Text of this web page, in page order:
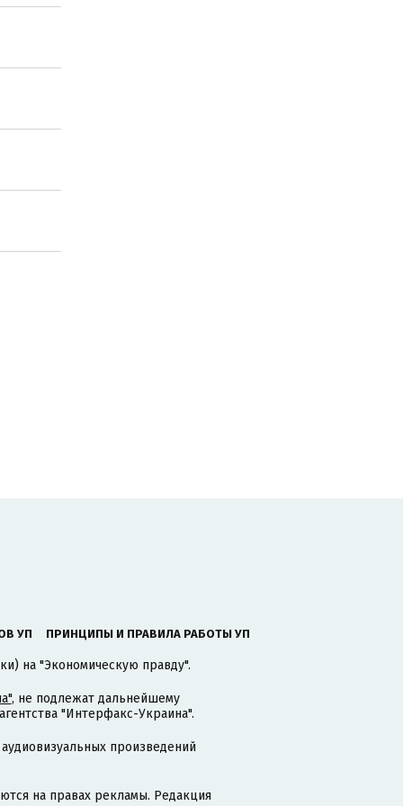
УП ПРИНЦИПЫ И ПРАВИЛА РАБОТЫ УП
на "Экономическую правду".
, не подлежат дальнейшему
"Интерфакс-Украина".
произведений
на правах рекламы. Редакция